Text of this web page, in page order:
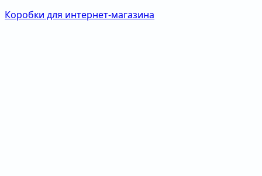
Коробки для интернет-магазина